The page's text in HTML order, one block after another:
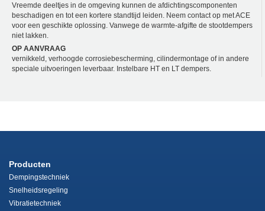
Vreemde deeltjes in de omgeving kunnen de afdichtingscomponenten
beschadigen en tot een kortere standtijd leiden. Neem contact op met ACE
voor een geschikte oplossing. Vanwege de warmte-afgifte de stootdempers
niet lakken.
OP AANVRAAG
vernikkeld, verhoogde corrosiebescherming, cilindermontage of in andere
speciale uitvoeringen leverbaar. Instelbare HT en LT dempers.
Producten
Dempingstechniek
Snelheidsregeling
Vibratietechniek